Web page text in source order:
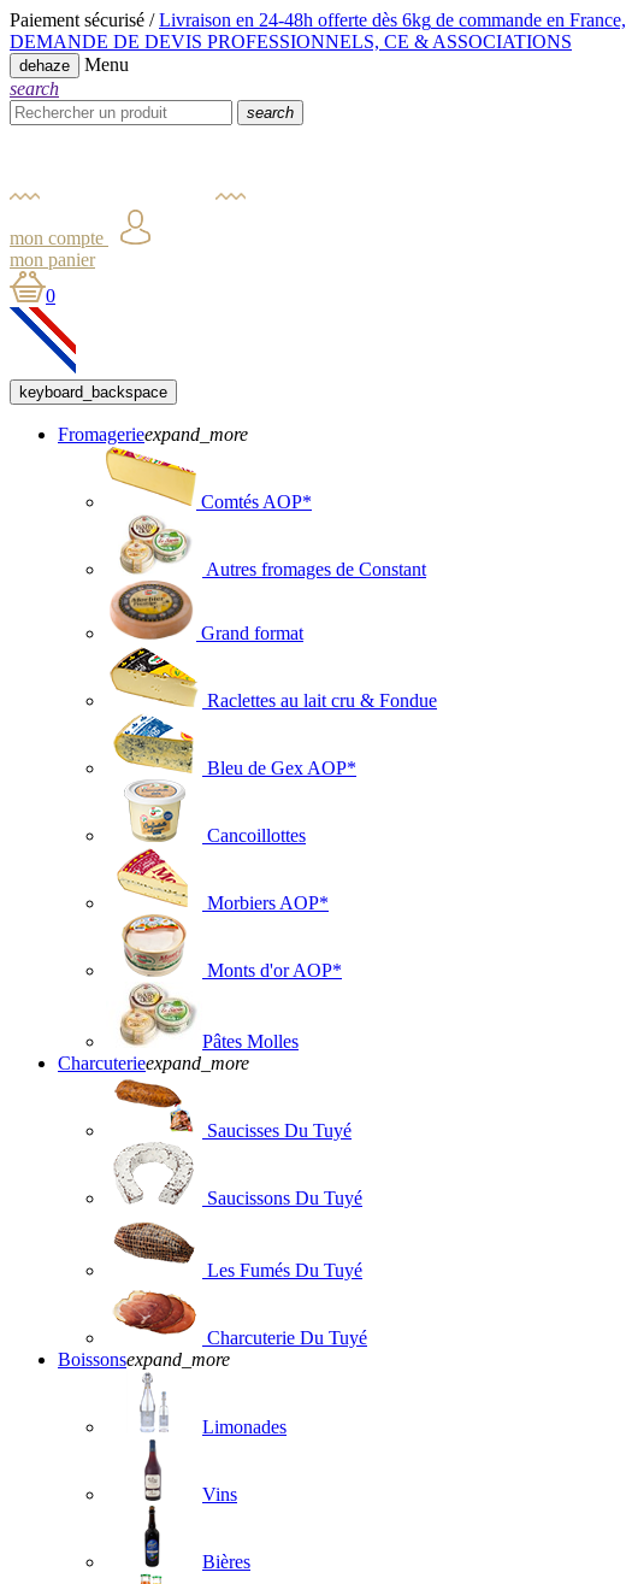
Paiement sécurisé / Livraison en 24-48h offerte dès 6kg de commande en France,
DEMANDE DE DEVIS PROFESSIONNELS, CE & ASSOCIATIONS
dehaze
Menu
search
search
mon compte
mon panier
0
keyboard_backspace
Fromagerieexpand_more
Comtés AOP*
Autres fromages de Constant
Grand format
Raclettes au lait cru & Fondue
Bleu de Gex AOP*
Cancoillottes
Morbiers AOP*
Monts d'or AOP*
Pâtes Molles
Charcuterieexpand_more
Saucisses Du Tuyé
Saucissons Du Tuyé
Les Fumés Du Tuyé
Charcuterie Du Tuyé
Boissonsexpand_more
Limonades
Vins
Bières